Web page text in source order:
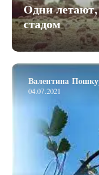
Одни летают, как
стадом
Валентина
04.07.2021